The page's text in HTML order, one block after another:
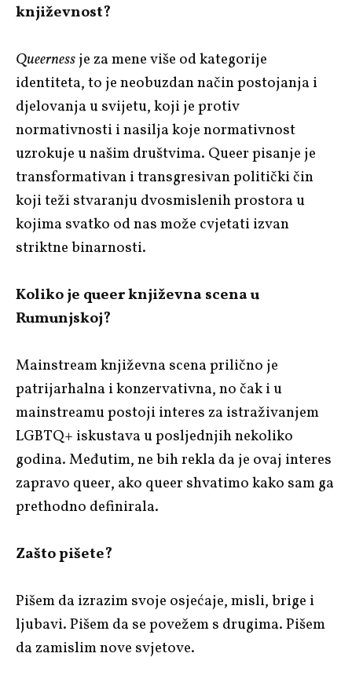
književnost?
Queernessje za mene više od kategorije
identiteta, to je neobuzdan način postojanja i
djelovanja u svijetu, koji je protiv
normativnosti i nasilja koje normativnost
uzrokuje u našim društvima. Queer pisanje je
transformativan i transgresivan politički čin
koji teži stvaranju dvosmislenih prostora u
kojima svatko od nas može cvjetati izvan
striktne binarnosti.
Koliko je queer književna scena u
Rumunjskoj?
Mainstream književna scena prilično je
patrijarhalna i konzervativna, no čak i u
mainstreamu postoji interes za istraživanjem
LGBTQ+ iskustava u posljednjih nekoliko
godina. Međutim, ne bih rekla da je ovaj interes
zapravo queer, ako queer shvatimo kako sam ga
prethodno definirala.
Zašto pišete?
Pišem da izrazim svoje osjećaje, misli, brige i
ljubavi. Pišem da se povežem s drugima. Pišem
da zamislim nove svjetove.